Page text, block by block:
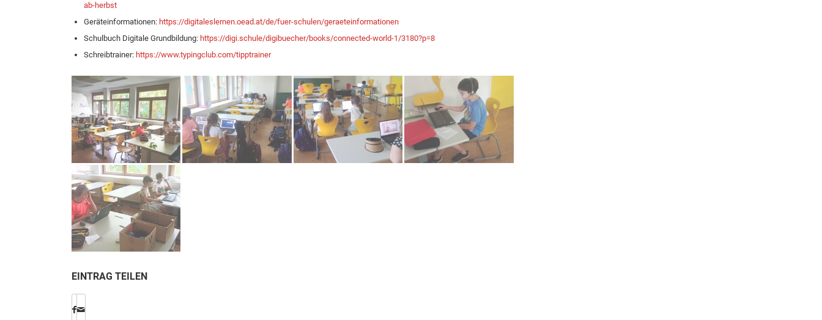
ab-herbst
Geräteinformationen: https://digitaleslernen.oead.at/de/fuer-schulen/geraeteinformationen
Schulbuch Digitale Grundbildung: https://digi.schule/digibuecher/books/connected-world-1/3180?p=8
Schreibtrainer: https://www.typingclub.com/tipptrainer
EINTRAG TEILEN